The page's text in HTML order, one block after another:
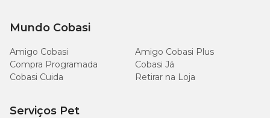
Não comer, beber ou fumar enquanto manusear o produto;
uso do medicamento;
O resto do produto ou embalagens vazias devem ser
descartados de forma adequada, de acordo com as exigências
locais.
Mundo Cobasi
Amigo Cobasi
Amigo Cobasi Plus
Compra Programada
Cobasi Já
Cobasi Cuida
Retirar na Loja
Serviços Pet